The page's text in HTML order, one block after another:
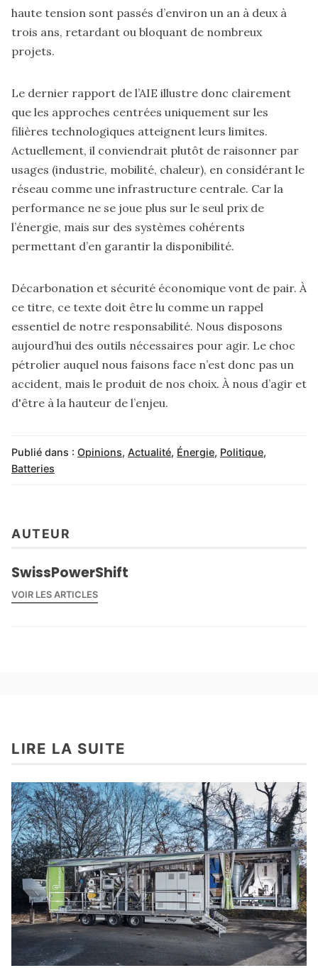
haute tension sont passés d’environ un an à deux à
trois ans, retardant ou bloquant de nombreux
projets.
Le dernier rapport de l’AIE illustre donc clairement
que les approches centrées uniquement sur les
filières technologiques atteignent leurs limites.
Actuellement, il conviendrait plutôt de raisonner par
usages (industrie, mobilité, chaleur), en considérant le
réseau comme une infrastructure centrale. Car la
performance ne se joue plus sur le seul prix de
l’énergie, mais sur des systèmes cohérents
permettant d’en garantir la disponibilité.
Décarbonation et sécurité économique vont de pair. À
ce titre, ce texte doit être lu comme un rappel
essentiel de notre responsabilité. Nous disposons
aujourd’hui des outils nécessaires pour agir. Le choc
pétrolier auquel nous faisons face n’est donc pas un
accident, mais le produit de nos choix. À nous d’agir et
d'être à la hauteur de l’enjeu.
Publié dans : Opinions, Actualité, Énergie, Politique,
Batteries
AUTEUR
SwissPowerShift
VOIR LES ARTICLES
LIRE LA SUITE